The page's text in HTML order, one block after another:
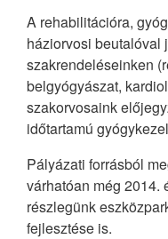
A rehabilitációra,
háziorvosi beutalóval
szakrendeléseinken
belgyógyászat,
szakorvosaink
időtartamú
Pályázati forrásból
várhatóan még 2014.
részlegünk
fejlesztése is.